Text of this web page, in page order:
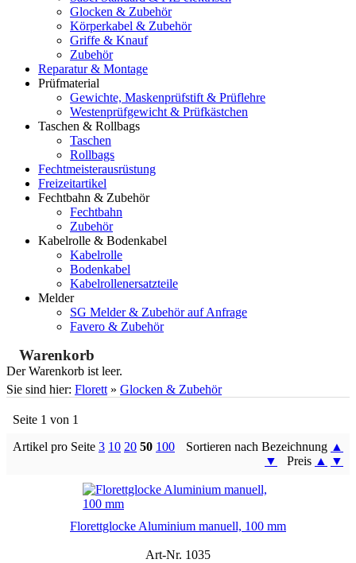
Glocken & Zubehör
Körperkabel & Zubehör
Griffe & Knauf
Zubehör
Reparatur & Montage
Prüfmaterial
Gewichte, Maskenprüfstift & Prüflehre
Westenprüfgewicht & Prüfkästchen
Taschen & Rollbags
Taschen
Rollbags
Fechtmeisterausrüstung
Freizeitartikel
Fechtbahn & Zubehör
Fechtbahn
Zubehör
Kabelrolle & Bodenkabel
Kabelrolle
Bodenkabel
Kabelrollenersatzteile
Melder
SG Melder & Zubehör auf Anfrage
Favero & Zubehör
Warenkorb
Der Warenkorb ist leer.
Sie sind hier: Florett » Glocken & Zubehör
Seite 1 von 1
Artikel pro Seite 3 10 20 50 100 Sortieren nach Bezeichnung ▲
▼
Preis ▲ ▼
Florettglocke Aluminium manuell, 100 mm
Art-Nr. 1035